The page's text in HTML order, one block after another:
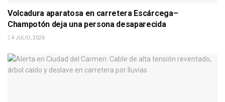
Volcadura aparatosa en carretera Escárcega–
Champotón deja una persona desaparecida
4 JULIO, 2026